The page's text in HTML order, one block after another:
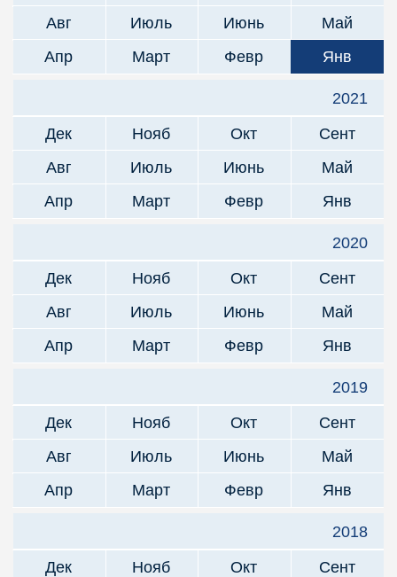
Авг
Июль Июнь
Май
Апр
Март Февр Янв
2021
Дек
Нояб Окт
Сент
Авг
Июль Июнь
Май
Апр
Март Февр Янв
2020
Дек
Нояб Окт
Сент
Авг
Июль Июнь
Май
Апр
Март Февр Янв
2019
Дек
Нояб Окт
Сент
Авг
Июль Июнь
Май
Апр
Март Февр Янв
2018
Дек
Нояб Окт
Сент